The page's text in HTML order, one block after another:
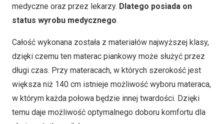
medyczne oraz przez lekarzy. Dlatego posiada on
status wyrobu medycznego.
Całość wykonana została z materiałów najwyższej klasy,
dzięki czemu ten materac piankowy może służyć przez
długi czas. Przy materacach, w których szerokość jest
większa niż 140 cm istnieje możliwość wyboru materaca,
w którym każda połowa będzie innej twardości. Dzięki
temu daje możliwość optymalnego doboru komfortu dla